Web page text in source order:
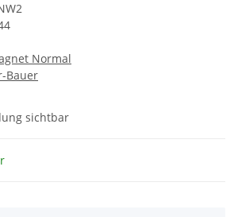
Normal
Bauer
sichtbar